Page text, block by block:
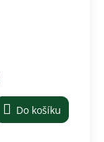
Do košíku